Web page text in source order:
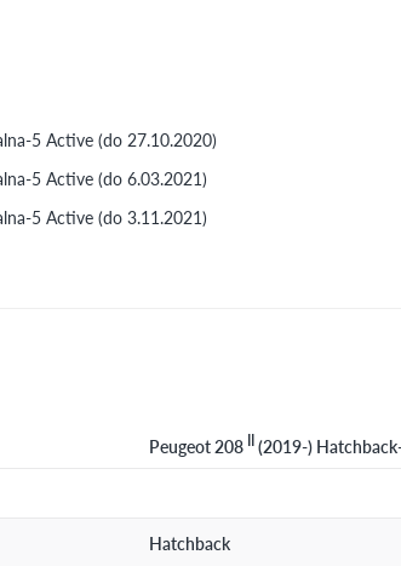
5 Active (do 27.10.2020)
5 Active (do 6.03.2021)
5 Active (do 3.11.2021)
Peugeot 208 II(2019-)
Hatchback